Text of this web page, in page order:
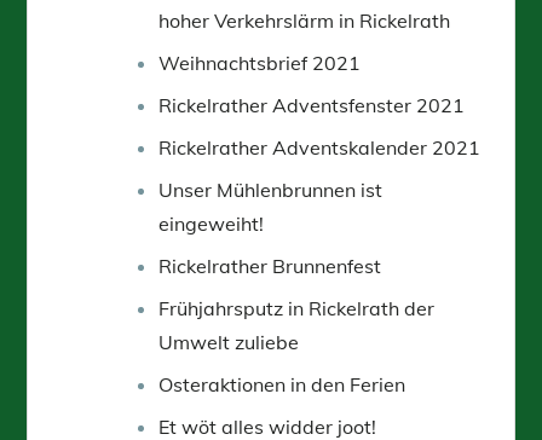
hoher Verkehrslärm in Rickelrath
Weihnachtsbrief 2021
Rickelrather Adventsfenster 2021
Rickelrather Adventskalender 2021
Unser Mühlenbrunnen ist
eingeweiht!
Rickelrather Brunnenfest
Frühjahrsputz in Rickelrath der
Umwelt zuliebe
Osteraktionen in den Ferien
Et wöt alles widder joot!